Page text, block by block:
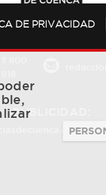
DE PRIVACIDAD
PUBLICIDAD: